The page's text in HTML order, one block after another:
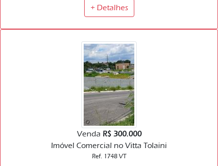
+ Detalhes
Venda R$ 300.000
Imóvel Comercial no Vitta Tolaini
Ref. 1748 VT